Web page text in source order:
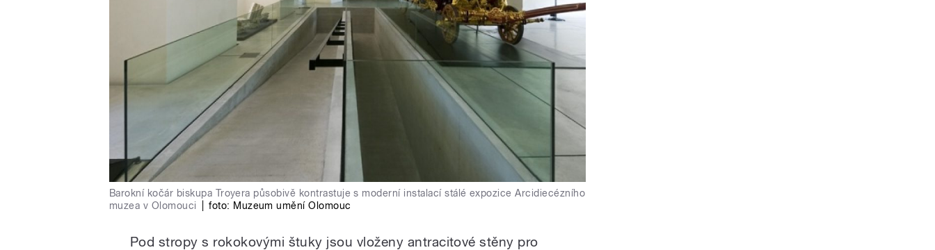
Barokní kočár biskupa Troyera působivě kontrastuje s moderní instalací stálé expozice Arcidiecézního
muzea v Olomouci
foto: Muzeum umění Olomouc
Pod stropy s rokokovými štuky jsou vloženy antracitové stěny pro